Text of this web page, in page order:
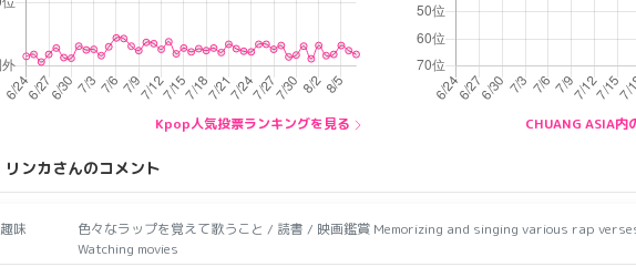
Kpop人気投票ランキングを見る CHUANG ASIA内
リンカさんのコメント
趣味
色々なラップを覚えて歌うこと / 読書 / 映画鑑賞 Memorizing and singing various rap
Watching movies